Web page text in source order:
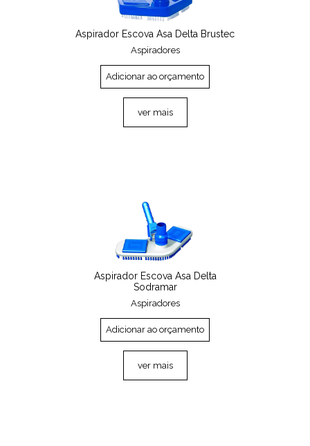
Aspirador Escova Asa Delta Brustec
Aspiradores
Adicionar ao orçamento
ver mais
Aspirador Escova Asa Delta
Sodramar
Aspiradores
Adicionar ao orçamento
ver mais